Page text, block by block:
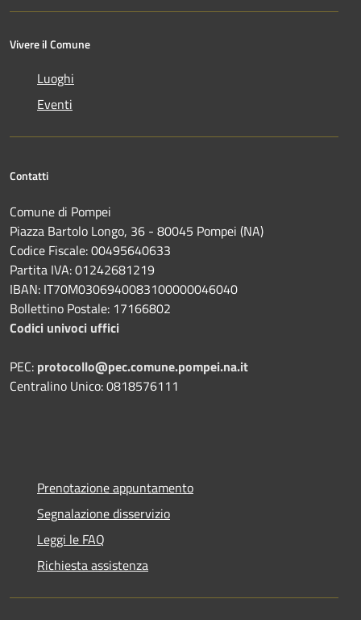
Vivere il Comune
Luoghi
Eventi
Contatti
Comune di Pompei
Piazza Bartolo Longo, 36 - 80045 Pompei (NA)
Codice Fiscale: 00495640633
Partita IVA: 01242681219
IBAN: IT70M0306940083100000046040
Bollettino Postale: 17166802
Codici univoci uffici
PEC: protocollo@pec.comune.pompei.na.it
Centralino Unico: 0818576111
Prenotazione appuntamento
Segnalazione disservizio
Leggi le FAQ
Richiesta assistenza